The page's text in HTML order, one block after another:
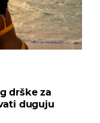
drške za
duguju